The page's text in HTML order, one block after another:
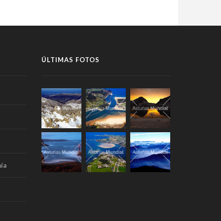
ÚLTIMAS FOTOS